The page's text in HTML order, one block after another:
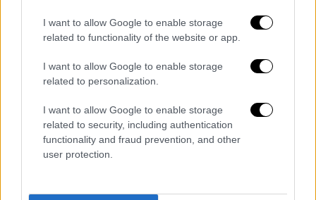
I want to allow Google to enable storage
related to functionality of the website or app.
I want to allow Google to enable storage
related to personalization.
I want to allow Google to enable storage
related to security, including authentication
functionality and fraud prevention, and other
user protection.